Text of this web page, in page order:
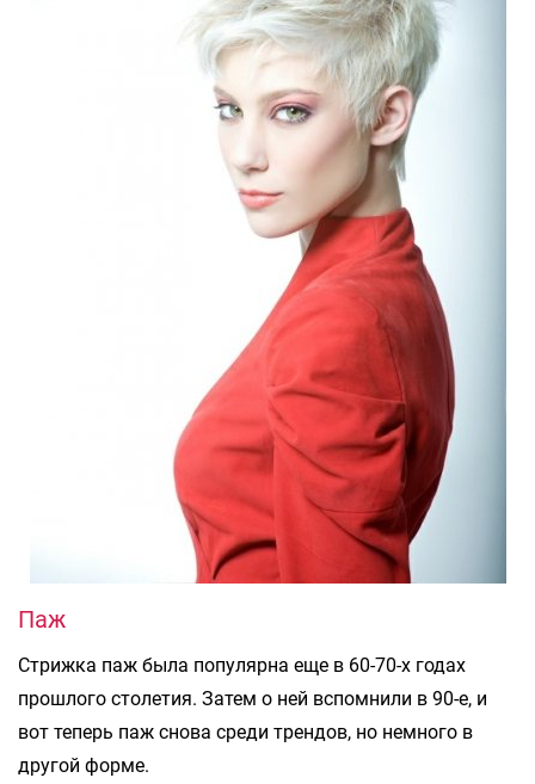
Паж
Стрижка паж была популярна еще в 60-70-х годах
прошлого столетия. Затем о ней вспомнили в 90-е, и
вот теперь паж снова среди трендов, но немного в
другой форме.